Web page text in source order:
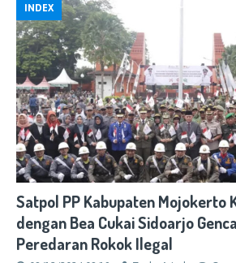
INDEX
Satpol PP Kabupaten Mojokerto
dengan Bea Cukai Sidoarjo
Peredaran Rokok Ilegal